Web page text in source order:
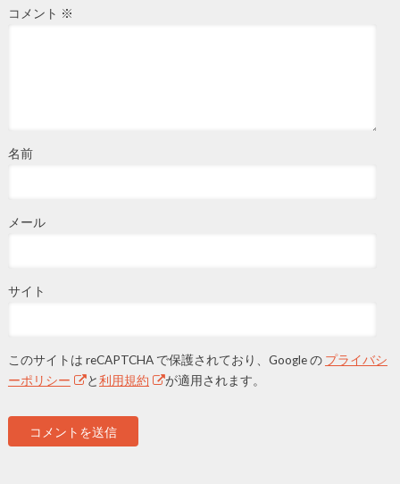
コメント ※
名前
メール
サイト
このサイトは reCAPTCHA で保護されており、Google の プライバシ
ーポリシー
と利用規約 が適用されます。